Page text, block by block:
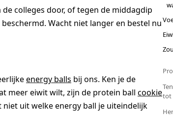
colleges door, of tegen de middagdip
Wacht niet langer en bestel nu
energy balls bij ons. Ken je de
meer eiwit wilt, zijn de protein ball cookie
uit welke energy ball je uiteindelijk
tot